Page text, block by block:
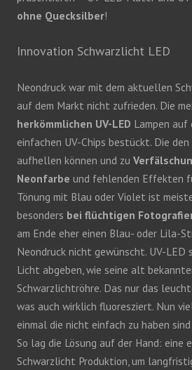
ohne Quecksilber!
Innovation Schwarzlicht LED
Neondruck war mit dem aktuellen
auf dem Markt nicht zufrieden. Die
herkömmlichen UV-LED Lampen auf
einfachen UV-Chips bestückt. Die
aufhellen können und zu
Neonfarbe und fehlenden Effekten
Tönung mit Blau oder Violet ist
besonders bei flüchtigen
am Ende eher einen Blau- oder Lila-
Neondruck nicht gewünscht. UV-
Licht abgeben, wie seine alt
Schwarzlichtröhre. Das nur das
was auch wirklich fluoresziert. Nun
einmal die nicht einfach zu haben
So lag die Lösung auf der Hand: eine
Schwarzlicht Produktion, um